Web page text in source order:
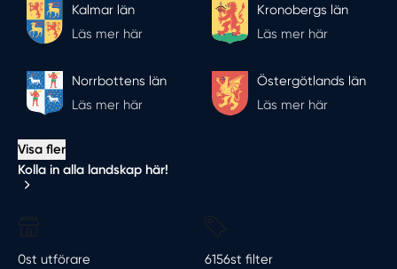
Kalmar län
Läs mer här
Kronobergs län
Läs mer här
Norrbottens län
Läs mer här
Östergötlands län
Läs mer här
Visa fler
Kolla in alla landskap här!
0st utförare
6156st filter